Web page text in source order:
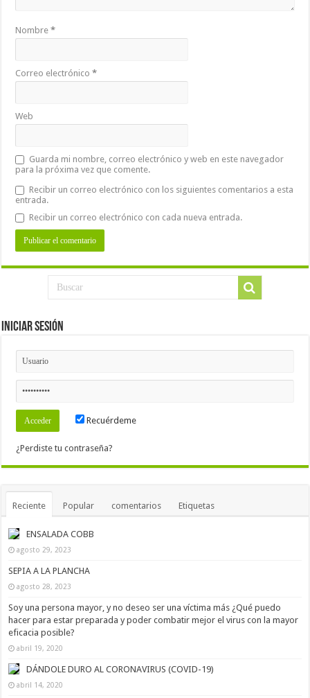
Nombre*
Correo electrónico*
Web
Guarda mi nombre, correo electrónico y web en este navegador
para la próxima vez que comente.
Recibir un correo electrónico con los siguientes comentarios a esta
entrada.
Recibir un correo electrónico con cada nueva entrada.
Iniciar Sesión
Recuérdeme
¿Perdiste tu contraseña?
Reciente Popular comentarios Etiquetas
ENSALADA COBB
agosto 29, 2023
SEPIA A LA PLANCHA
agosto 28, 2023
Soy una persona mayor, y no deseo ser una víctima más ¿Qué puedo
hacer para estar preparada y poder combatir mejor el virus con la mayor
eficacia posible?
abril 19, 2020
DÁNDOLE DURO AL CORONAVIRUS (COVID-19)
abril 14, 2020